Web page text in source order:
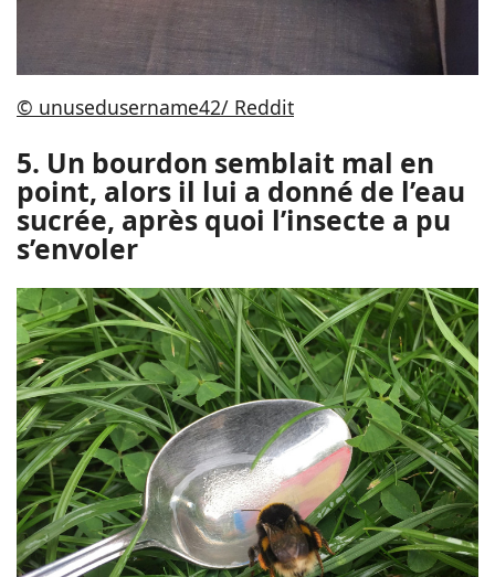
© unusedusername42/ Reddit
5. Un bourdon semblait mal en
point, alors il lui a donné de l’eau
sucrée, après quoi l’insecte a pu
s’envoler